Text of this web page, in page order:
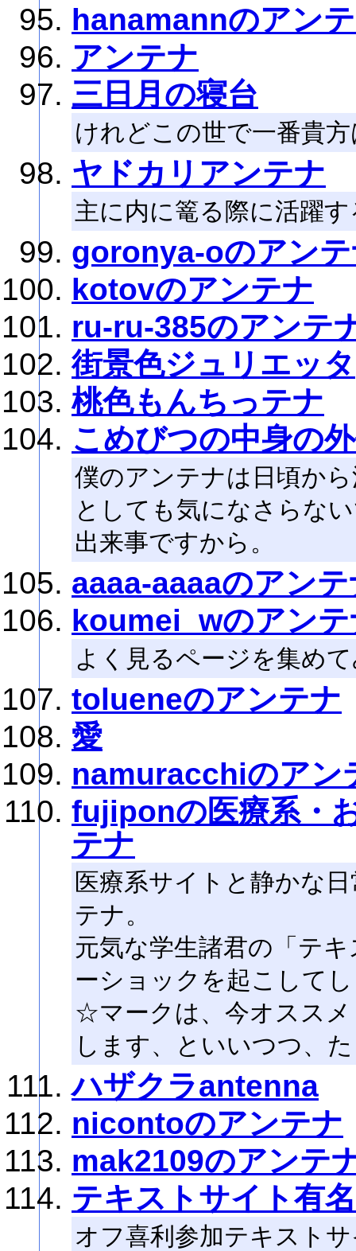
hanamannのアン
アンテナ
三日月の寝台
けれどこの世で一番貴
ヤドカリアンテナ
主に内に篭る際に活躍
goronya-oのアン
kotovのアンテナ
ru-ru-385のアンテ
街景色ジュリエッタ
桃色もんちっテナ
こめびつの中身の
僕のアンテナは日頃か
としても気になさらな
出来事ですから。
aaaa-aaaaのアンテ
koumei_wのアンテ
よく見るページを集め
tolueneのアンテナ
愛
namuracchiのアン
fujiponの医療系・
テナ
医療系サイトと静かな
テナ。
元気な学生諸君の「テ
ーショックを起こして
☆マークは、今オスス
します、といいつつ、
ハザクラantenna
nicontoのアンテナ
mak2109のアンテ
テキストサイト有
オフ喜利参加テキスト